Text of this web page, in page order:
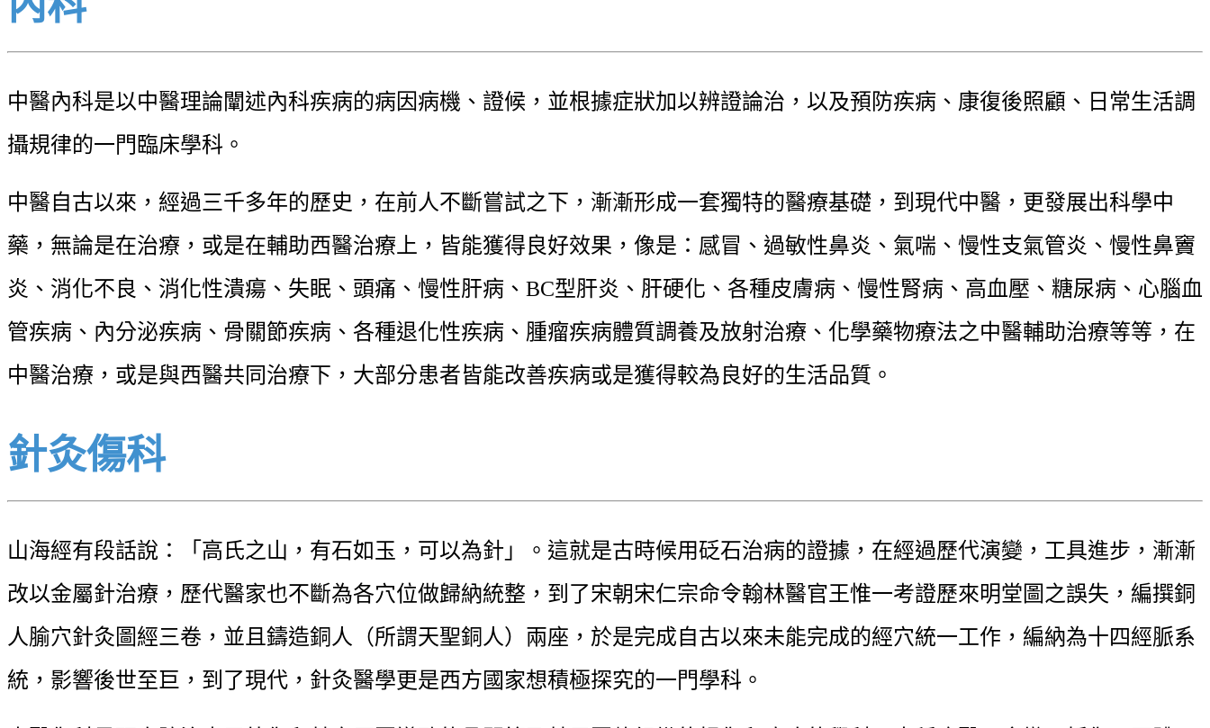
中醫內科是以中醫理論闡述內科疾病的病因病機、證候，並根據症狀加以辨證論治，以及預防疾病、康復後照顧、日常生活調
攝規律的一門臨床學科。
中醫自古以來，經過三千多年的歷史，在前人不斷嘗試之下，漸漸形成一套獨特的醫療基礎，到現代中醫，更發展出科學中
藥，無論是在治療，或是在輔助西醫治療上，皆能獲得良好效果，像是：感冒、過敏性鼻炎、氣喘、慢性支氣管炎、慢性鼻竇
炎、消化不良、消化性潰瘍、失眠、頭痛、慢性肝病、BC型肝炎、肝硬化、各種皮膚病、慢性腎病、高血壓、糖尿病、心腦血
管疾病、內分泌疾病、骨關節疾病、各種退化性疾病、腫瘤疾病體質調養及放射治療、化學藥物療法之中醫輔助治療等等，在
中醫治療，或是與西醫共同治療下，大部分患者皆能改善疾病或是獲得較為良好的生活品質。
針灸傷科
山海經有段話說：「高氏之山，有石如玉，可以為針」。這就是古時候用砭石治病的證據，在經過歷代演變，工具進步，漸漸
改以金屬針治療，歷代醫家也不斷為各穴位做歸納統整，到了宋朝宋仁宗命令翰林醫官王惟一考證歷來明堂圖之誤失，編撰銅
人腧穴針灸圖經三卷，並且鑄造銅人（所謂天聖銅人）兩座，於是完成自古以來未能完成的經穴統一工作，編納為十四經脈系
統，影響後世至巨，到了現代，針灸醫學更是西方國家想積極探究的一門學科。